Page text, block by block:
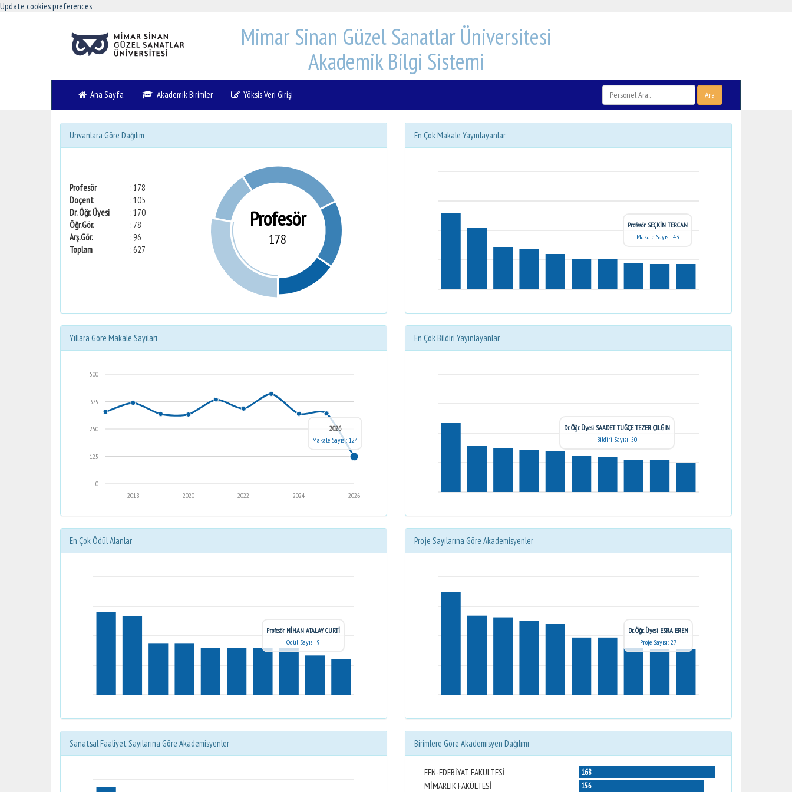
Update cookies preferences
Mimar Sinan Güzel Sanatlar Üniversitesi
Akademik Bilgi Sistemi
Ana Sayfa Akademik Birimler Yöksis Veri Girişi Ara
Unvanlara Göre Dağılım
Profesör
: 178
Doçent
: 105
Dr. Öğr. Üyesi
: 170
Öğr.Gör.
: 78
Arş.Gör.
: 96
Toplam
: 627
Profesör
178
En Çok Makale Yayınlayanlar
Profesör SEÇKİN TERCAN
Makale Sayısı: 43
Yıllara Göre Makale Sayıları
0
125
250
375
500
2026
2024
2022
2020
2018
2026
Makale Sayısı: 124
En Çok Bildiri Yayınlayanlar
Dr. Öğr. Üyesi SAADET TUĞÇE TEZER ÇILĞIN
Bildiri Sayısı: 50
En Çok Ödül Alanlar
Profesör NİHAN ATALAY CURTİ
Ödül Sayısı: 9
Proje Sayılarına Göre Akademisyenler
Dr. Öğr. Üyesi ESRA EREN
Proje Sayısı: 27
Sanatsal Faaliyet Sayılarına Göre Akademisyenler Birimlere Göre Akademisyen Dağılımı
FEN-EDEBİYAT FAKÜLTESİ
MİMARLIK FAKÜLTESİ
168
156